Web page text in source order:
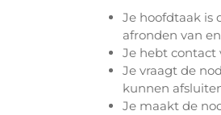
Je hoofdtaak is
afronden van
Je hebt contact
Je vraagt de
kunnen
Je maakt de